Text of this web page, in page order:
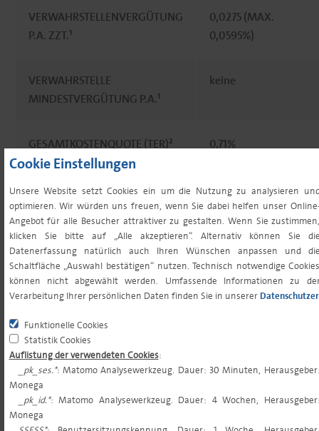
Cookie Einstellungen
Unsere Website setzt Cookies ein um die Nutzung zu analysieren und
optimieren. Wir würden uns freuen, wenn Sie dabei helfen unser Online-
Angebot für alle Besucher attraktiver zu gestalten. Wenn Sie zustimmen,
klicken Sie bitte auf „Alle akzeptieren“. Alternativ können Sie die
Datenerfassung natürlich auch Ihren Wünschen anpassen und die
Schaltfläche „Auswahl bestätigen“ nutzen. Technisch notwendige Cookies
können nicht abgewählt werden. Umfassende Informationen zu der
Verarbeitung Ihrer persönlichen Daten finden Sie in unserer
Funktionelle Cookies
Statistik Cookies
Auflistung der verwendeten Cookies:
_pk_ses.*: Matomo Analysewerkzeug. Dauer: 30 Minuten, Herausgeber:
Monega
_pk_id.*: Matomo Analysewerkzeug. Dauer: 4 Wochen, Herausgeber:
Monega
VERWAHRSTELLENVERGÜTUNG
P.A. ZZT.¹
0,0275 (MAX.
0,0595%)
VERWAHRSTELLE
MINDESTVERGÜTUNG P.A.¹
keine
GESAMTKOSTENQUOTE (TER)² 0,71%
PERFORMANCE FEE keine
MINDESTERSTANLAGE³ 0,00 EUR
MINDESTFOLGENANLAGE³ 0,00 EUR
SPARPLANFÄHIGKEIT
ORDERSCHLUSSZEITEN 10:30 (tgl. für tgl.)
VL-FÄHIGKEIT